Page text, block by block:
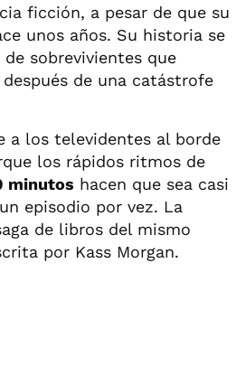
ficción, a pesar de que su
unos años. Su historia se
sobrevivientes que
de una catástrofe
a los televidentes al borde
los rápidos ritmos de
minutos hacen que sea casi
episodio por vez. La
de libros del mismo
por Kass Morgan.